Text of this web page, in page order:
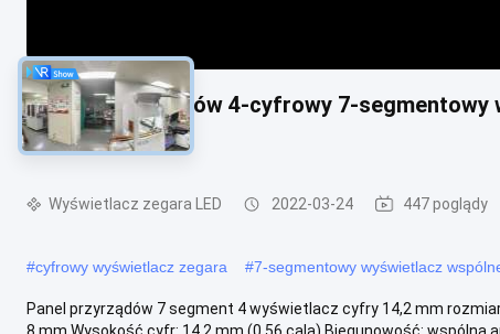
Tablica przyrządów 4-cyfrowy 7-segmentowy
mm
Wyświetlacz zegara LED 2022-03-24 447 poglądy
#cyfrowy wyświetlacz zegara #7-segmentowy wyświetlacz
Panel przyrządów 7 segment 4 wyświetlacz cyfry 14,2 mm
8 mm Wysokość cyfr: 14,2 mm (0,56 cala) Biegunowość: wspólna